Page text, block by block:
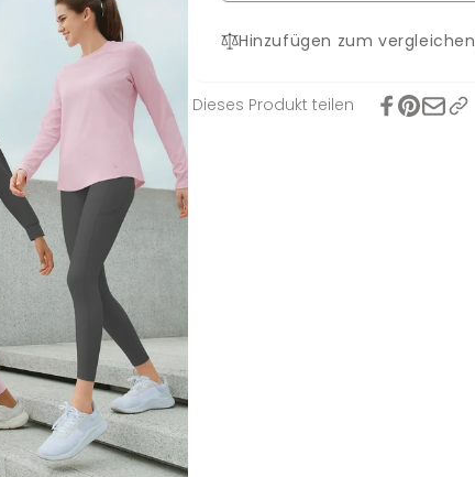
Hinzufügen zum vergleichen
Dieses Produkt teilen